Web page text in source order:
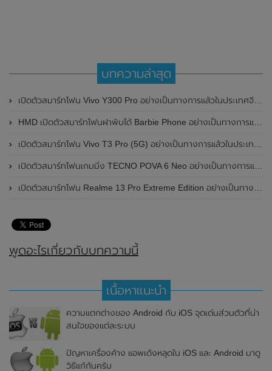
บทความล่าสุด
เปิดตัวสมาร์ทโฟน Vivo Y300 Pro อย่างเป็นทางการแล้วในประเทศจีน มาพร้อมดีไซน์พรีเมี่ยม ทนทาน และแบตเตอรี่สุดอึดขนาดใหญ่ 6,500mAh พร้อมรองรับการชาร์จไว 80W
HMD เปิดตัวสมาร์ทโฟนฝาพับได้ Barbie Phone อย่างเป็นทางการแล้ว มาพร้อมธีมสีชมพูสดใส
เปิดตัวสมาร์ทโฟน Vivo T3 Pro (5G) อย่างเป็นทางการแล้วในประเทศอินเดีย
เปิดตัวสมาร์ทโฟนเกมมิ่ง TECNO POVA 6 Neo อย่างเป็นทางการแล้วในประเทศไทย ในราคา 8,499 บาท
เปิดตัวสมาร์ทโฟน Realme 13 Pro Extreme Edition อย่างเป็นทางการแล้วในประเทศจีน
พูดอะไรเกี่ยวกับบทความนี้
เนื้อหาแนะนำ
ความแตกต่างของ Android กับ iOS จุดเด่นส่วนตัวที่น่า
สนใจของแต่ละระบบ
ปัญหาเครื่องค้าง แอพเด้งหลุดใน iOS และ Android มาดู
วิธีแก้กันครับ